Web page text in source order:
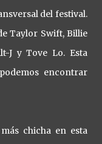
del festival.
Taylor Swift, Billie
J y Tove Lo. Esta
encontrar
chicha en esta